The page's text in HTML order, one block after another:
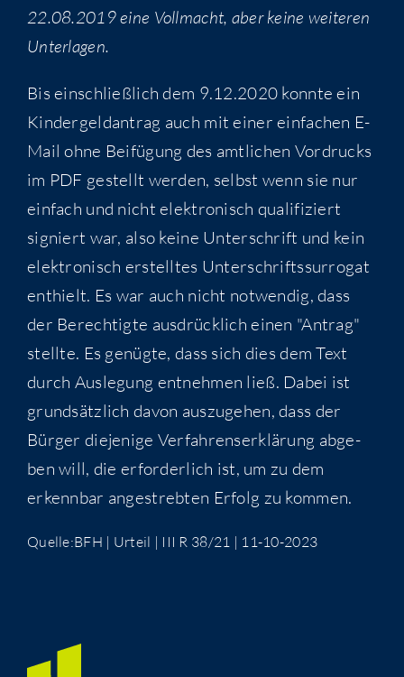
22.08.2019 eine Voll­macht, aber kei­ne wei­te­ren
Unterlagen.
Bis ein­schließ­lich dem 9.12.2020 konn­te ein
Kin­der­geld­an­trag auch mit einer ein­fa­chen E-
Mail ohne Bei­fü­gung des amt­li­chen Vor­drucks
im PDF gestellt wer­den, selbst wenn sie nur
ein­fach und nicht elek­tro­nisch qua­li­fi­ziert
signiert war, also kei­ne Unter­schrift und kein
elek­tro­nisch erstell­tes Unter­schrifts­sur­ro­gat
ent­hielt. Es war auch nicht not­wen­dig, dass
der Berech­tig­te aus­drück­lich einen "Antrag"
stell­te. Es genüg­te, dass sich dies dem Text
durch Aus­le­gung ent­neh­men ließ. Dabei ist
grund­sätz­lich davon aus­zu­ge­hen, dass der
Bür­ger die­je­ni­ge Ver­fah­rens­er­klä­rung abge­
ben will, die erfor­der­lich ist, um zu dem
erkenn­bar ange­streb­ten Erfolg zu kommen.
Quelle:BFH | Urteil | III R 38/21 | 11-10-2023